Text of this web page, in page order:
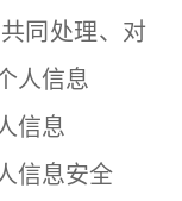
同处理、对
人信息
信息
信息安全